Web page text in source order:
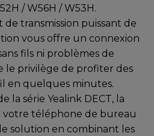
/ W56H / W53H.
transmission puissant de
vous offre un connexion
fils ni problèmes de
le privilège de profiter des
en quelques minutes.
la série Yealink DECT, la
votre téléphone de bureau
solution en combinant les